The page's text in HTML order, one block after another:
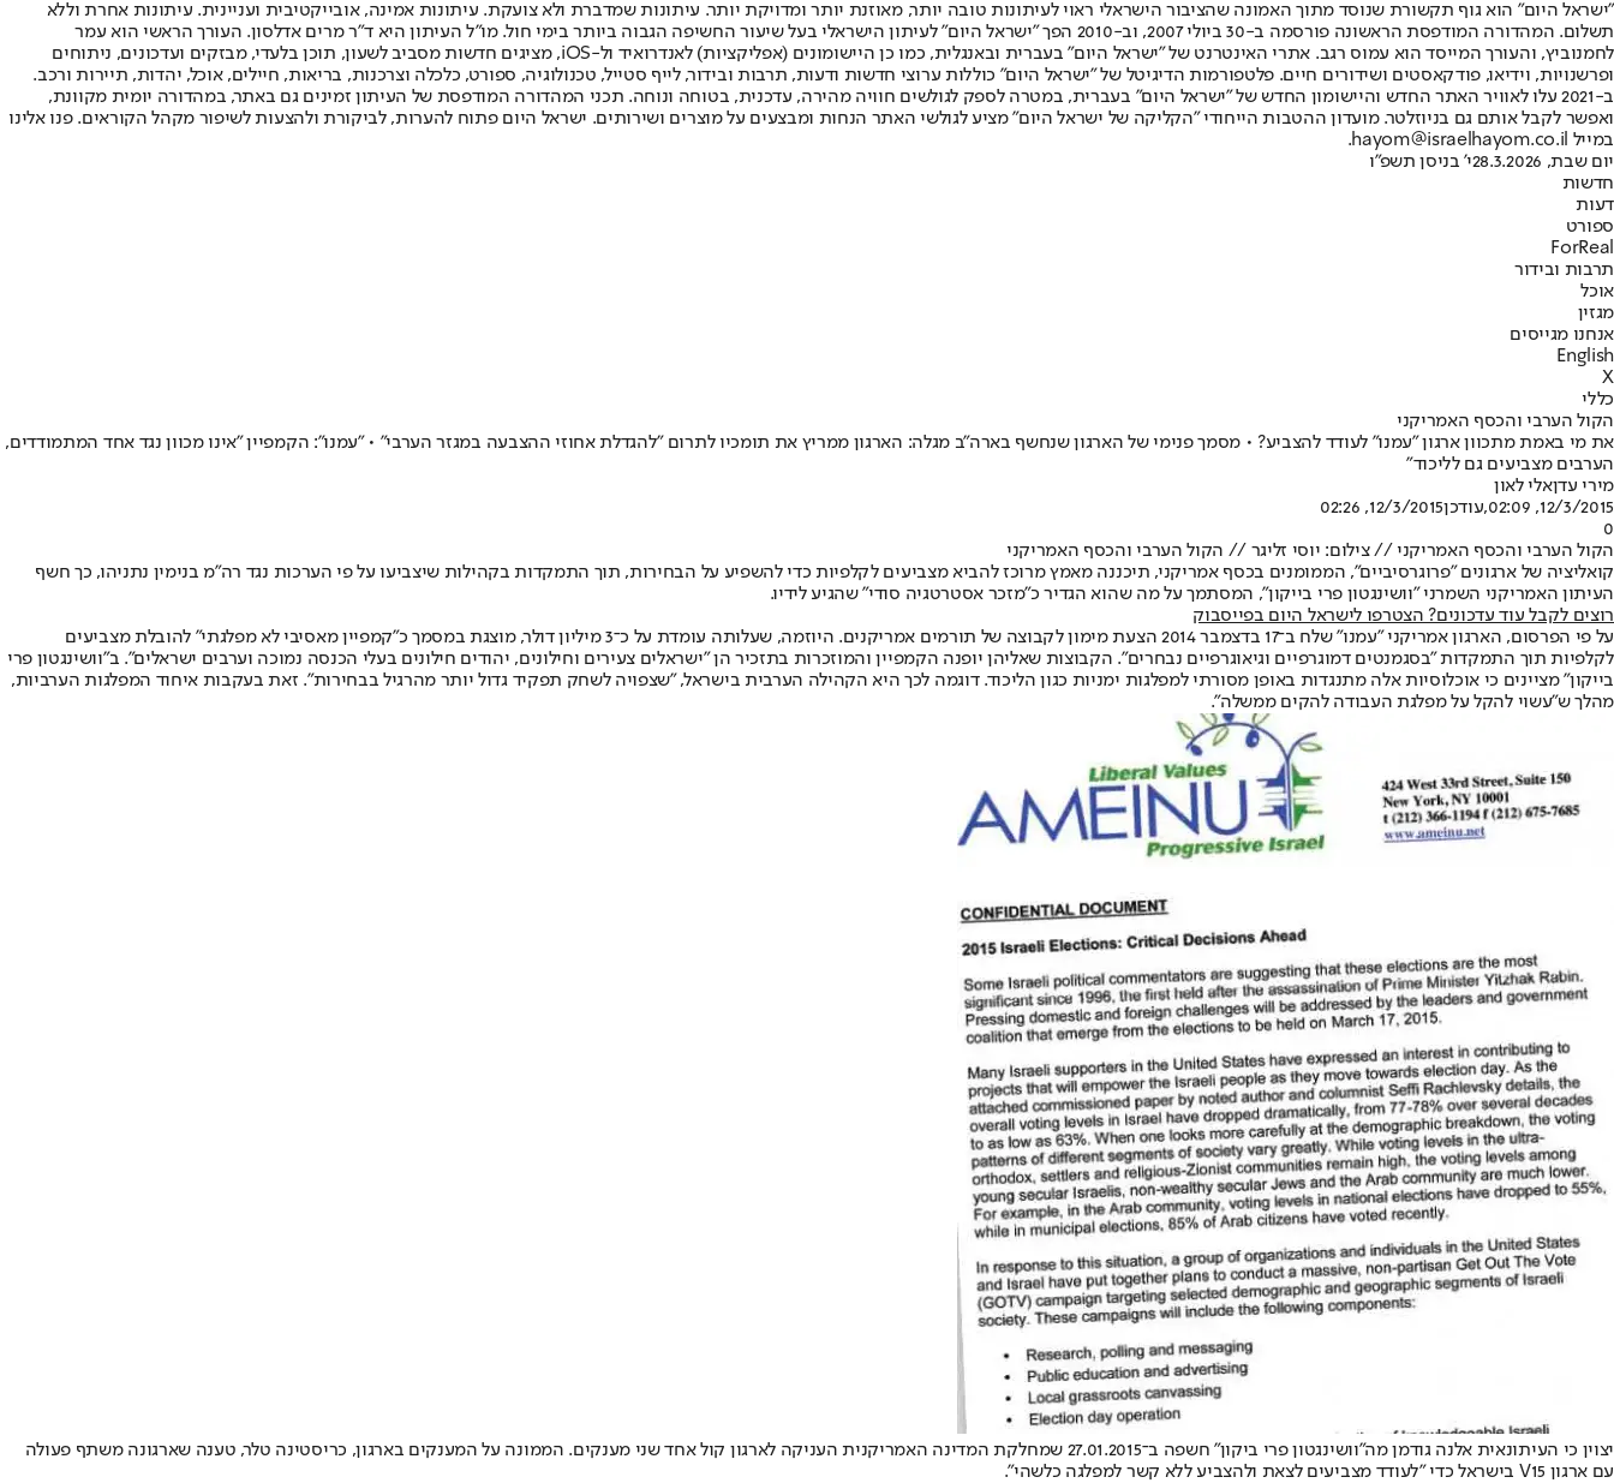
"ישראל היום" הוא גוף תקשורת שנוסד מתוך האמונה שהציבור הישראלי ראוי לעיתונות טובה יותר, מאוזנת יותר ומדויקת יותר. עיתונות שמדברת ולא צועקת. עיתונות אמינה, אובייקטיבית ועניינית. עיתונות אחרת וללא
תשלום. המהדורה המודפסת הראשונה פורסמה ב-30 ביולי 2007, וב-2010 הפך "ישראל היום" לעיתון הישראלי בעל שיעור החשיפה הגבוה ביותר בימי חול. מו"ל העיתון היא ד"ר מרים אדלסון. העורך הראשי הוא עמר
לחמנוביץ, והעורך המייסד הוא עמוס רגב. אתרי האינטרנט של "ישראל היום" בעברית ובאנגלית, כמו כן היישומונים (אפליקציות) לאנדרואיד ול-iOS, מציגים חדשות מסביב לשעון, תוכן בלעדי, מבזקים ועדכונים, ניתוחים
ופרשנויות, וידיאו, פודקאסטים ושידורים חיים. פלטפורמות הדיגיטל של "ישראל היום" כוללות ערוצי חדשות ודעות, תרבות ובידור, לייף סטייל, טכנולוגיה, ספורט, כלכלה וצרכנות, בריאות, חיילים, אוכל, יהדות, תיירות ורכב.
ב-2021 עלו לאוויר האתר החדש והיישומון החדש של "ישראל היום" בעברית, במטרה לספק לגולשים חוויה מהירה, עדכנית, בטוחה ונוחה. תכני המהדורה המודפסת של העיתון זמינים גם באתר, במהדורה יומית מקוונת,
ואפשר לקבל אותם גם בניוזלטר. מועדון ההטבות הייחודי "הקליקה של ישראל היום" מציע לגולשי האתר הנחות ומבצעים על מוצרים ושירותים. ישראל היום פתוח להערות, לביקורת ולהצעות לשיפור מקהל הקוראים. פנו אלינו
במייל hayom@israelhayom.co.il.
יום שבת, 28.3.2026
י' בניסן תשפ"ו
חדשות
דעות
ספורט
ForReal
תרבות ובידור
אוכל
מגזין
אנחנו מגייסים
English
X
כללי
הקול הערבי והכסף האמריקני
את מי באמת מתכוון ארגון "עמנו" לעודד להצביע? • מסמך פנימי של הארגון שנחשף בארה"ב מגלה: הארגון ממריץ את תומכיו לתרום "להגדלת אחוזי ההצבעה במגזר הערבי" • "עמנו": הקמפיין "אינו מכוון נגד אחד המתמודדים,
הערבים מצביעים גם לליכוד"
מירי עדןאלי לאון
12/3/2015, 02:09
,עודכן12/3/2015, 02:26
0
הקול הערבי והכסף האמריקני // צילום: יוסי זליגר // הקול הערבי והכסף האמריקני
קואליציה של ארגונים "פרוגרסיביים", הממומנים בכסף אמריקני, תיכננה מאמץ מרוכז להביא מצביעים לקלפיות כדי להשפיע על הבחירות, תוך התמקדות בקהילות שיצביעו על פי הערכות נגד רה"מ בנימין נתניהו, כך חשף
העיתון האמריקני השמרני "וושינגטון פרי בייקון", המסתמך על מה שהוא הגדיר כ"מזכר אסטרטגיה סודי" שהגיע לידיו.
רוצים לקבל עוד עדכונים? הצטרפו לישראל היום בפייסבוק
על פי הפרסום, הארגון אמריקני "עמנו" שלח ב־17 בדצמבר 2014 הצעת מימון לקבוצה של תורמים אמריקנים. היוזמה, שעלותה עומדת על כ־3 מיליון דולר, מוצגת במסמך כ"קמפיין מאסיבי לא מפלגתי" להובלת מצביעים
לקלפיות תוך התמקדות "בסגמנטים דמוגרפיים וגיאוגרפיים נבחרים". הקבוצות שאליהן יופנה הקמפיין והמוזכרות בתזכיר הן "ישראלים צעירים וחילונים, יהודים חילונים בעלי הכנסה נמוכה וערבים ישראלים". ב"וושינגטון פרי
בייקון" מציינים כי אוכלוסיות אלה מתנגדות באופן מסורתי למפלגות ימניות כגון הליכוד. דוגמה לכך היא הקהילה הערבית בישראל, "שצפויה לשחק תפקיד גדול יותר מהרגיל בבחירות". זאת בעקבות איחוד המפלגות הערביות,
מהלך ש"עשוי להקל על מפלגת העבודה להקים ממשלה".
יצוין כי העיתונאית אלנה גודמן מה"וושינגטון פרי ביקון" חשפה ב־27.01.2015 שמחלקת המדינה האמריקנית העניקה לארגון קול אחד שני מענקים. הממונה על המענקים בארגון, כריסטינה טלר, טענה שארגונה משתף פעולה
עם ארגון V15 בישראל כדי "לעודד מצביעים לצאת ולהצביע ללא קשר למפלגה כלשהי".